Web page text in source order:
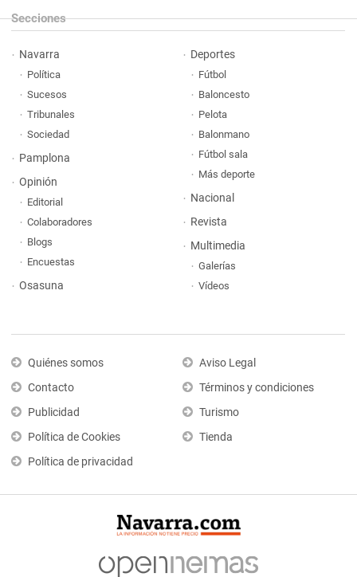
Secciones
Navarra
Política
Sucesos
Tribunales
Sociedad
Pamplona
Opinión
Editorial
Colaboradores
Blogs
Encuestas
Osasuna
Deportes
Fútbol
Baloncesto
Pelota
Balonmano
Fútbol sala
Más deporte
Nacional
Revista
Multimedia
Galerías
Vídeos
Quiénes somos
Contacto
Publicidad
Política de Cookies
Política de privacidad
Aviso Legal
Términos y condiciones
Turismo
Tienda